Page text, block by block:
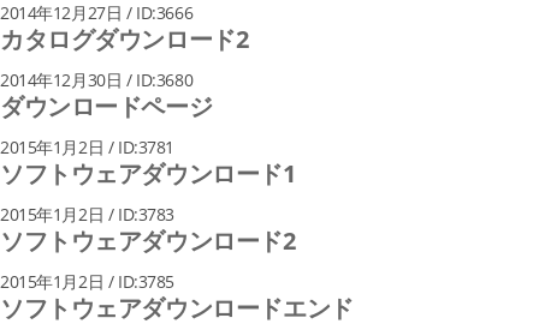
2014年12月27日 / ID:3666
カタログダウンロード2
2014年12月30日 / ID:3680
ダウンロードページ
2015年1月2日 / ID:3781
ソフトウェアダウンロード1
2015年1月2日 / ID:3783
ソフトウェアダウンロード2
2015年1月2日 / ID:3785
ソフトウェアダウンロードエンド